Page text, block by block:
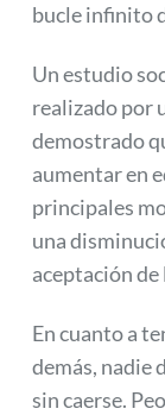
bucle infinito
Un estudio
realizado por
demostrado
aumentar en
principales
una
aceptación de
En cuanto a
demás, nadie
sin caerse.